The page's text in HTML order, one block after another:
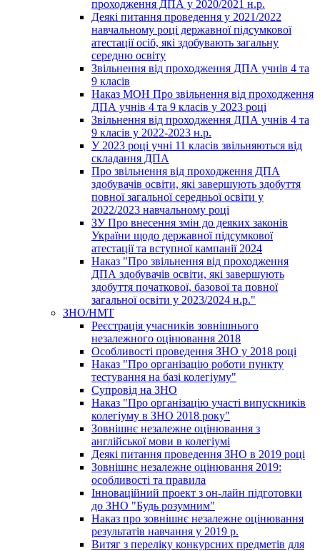
проходження ДПА у 2020/2021 н.р.
Деякі питання проведення у 2021/2022
навчальному році державної підсумкової
атестації осіб, які здобувають загальну
середню освіту
Звільнення від проходження ДПА учнів 4 та
9 класів
Наказ МОН Про звільнення від проходження
ДПА учнів 4 та 9 класів у 2023 році
Звільнення від проходження ДПА учнів 4 та
9 класів у 2022-2023 н.р.
У 2023 році учні 11 класів звільняються від
складання ДПА
Про звільнення від проходження ДПА
здобувачів освіти, які завершують здобуття
повної загальної середньої освіти у
2022/2023 навчальному році
ЗУ Про внесення змін до деяких законів
України щодо державної підсумкової
атестації та вступної кампанії 2024
Наказ "Про звільнення від проходження
ДПА здобувачів освіти, які завершують
здобуття початкової, базової та повної
загальної освіти у 2023/2024 н.р."
ЗНО/НМТ
Реєстрація учасників зовнішнього
незалежного оцінювання 2018
Особливості проведення ЗНО у 2018 році
Наказ "Про організацію роботи пункту
тестування на базі колегіуму"
Супровід на ЗНО
Наказ "Про організацію участі випускників
колегіуму в ЗНО 2018 року"
Зовнішнє незалежне оцінювання з
англійської мови в колегіумі
Деякі питання проведення ЗНО в 2019 році
Зовнішнє незалежне оцінювання 2019:
особливості та правила
Інноваційний проект з он-лайн підготовки
до ЗНО "Будь розумним"
Наказ про зовнішнє незалежне оцінювання
результатів навчання у 2019 р.
Витяг з переліку конкурсних предметів для